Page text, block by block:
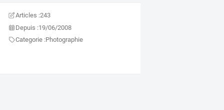
Articles :243
Depuis :19/06/2008
Categorie :Photographie